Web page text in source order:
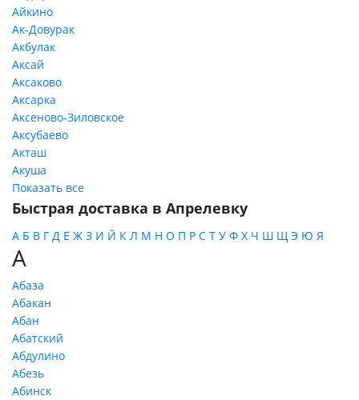
Айкино
Ак-Довурак
Акбулак
Аксай
Аксаково
Аксарка
Аксеново-Зиловское
Аксубаево
Акташ
Акуша
Показать все
Быстрая доставка в Апрелевку
А Б В Г Д Е Ж З И Й К Л М Н О П Р С Т У Ф Х Ч Ш Щ Э Ю Я
А
Абаза
Абакан
Абан
Абатский
Абдулино
Абезь
Абинск